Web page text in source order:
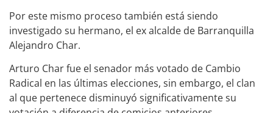
Por este mismo proceso también está siendo
investigado su hermano, el ex alcalde de Barranquilla
Alejandro Char.
Arturo Char fue el senador más votado de Cambio
Radical en las últimas elecciones, sin embargo, el clan
al que pertenece disminuyó significativamente su